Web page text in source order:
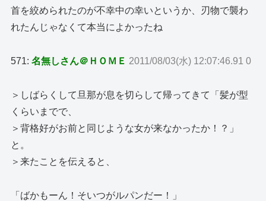
首を絞められたのが不幸中の幸いというか、刃物で襲わ
れたんじゃなくて本当によかったね
571:名無しさん＠ＨＯＭＥ 2011/08/03(水) 12:07:46.91 0
＞しばらくして旦那が息を切らして帰ってきて「髪が型
くらいまでで、
＞背格好がお前と同じような女が来なかったか！？」
と。
＞来たことを伝えると、
「ばかもーん！そいつがルパンだー！」